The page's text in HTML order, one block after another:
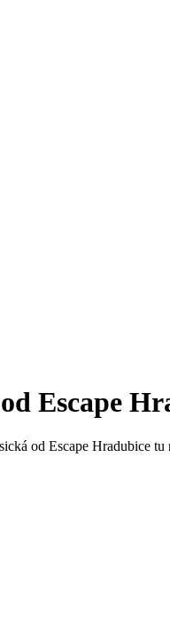
Escape
od Escape Hradubice